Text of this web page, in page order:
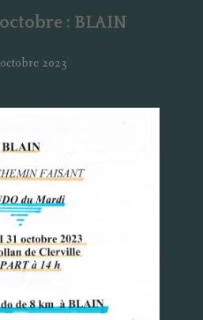
: BLAIN
2023